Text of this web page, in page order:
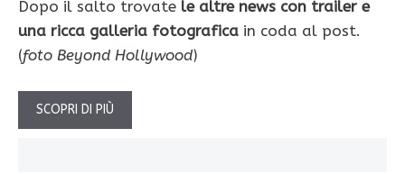
Dopo il salto trovate le altre news con trailer e
una ricca galleria fotografica in coda al post.
(foto Beyond Hollywood)
SCOPRI DI PIÙ